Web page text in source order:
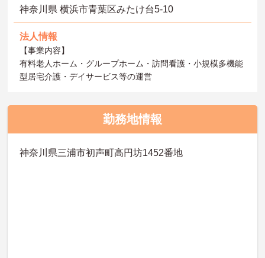
神奈川県 横浜市青葉区みたけ台5-10
法人情報
【事業内容】
有料老人ホーム・グループホーム・訪問看護・小規模多機能
型居宅介護・デイサービス等の運営
勤務地情報
神奈川県三浦市初声町高円坊1452番地